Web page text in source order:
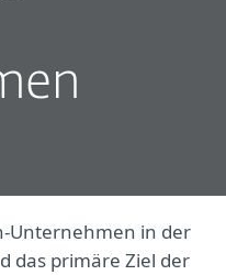
Unternehmen in der
das primäre Ziel der